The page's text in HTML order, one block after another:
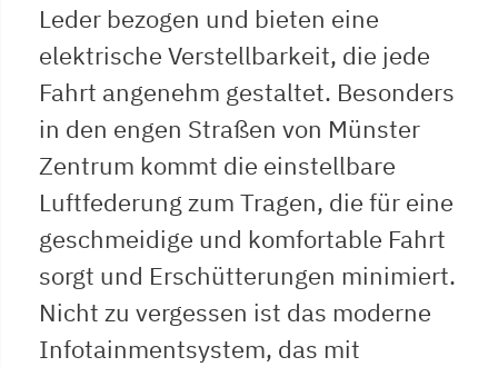
Leder bezogen und bieten eine
elektrische Verstellbarkeit, die jede
Fahrt angenehm gestaltet. Besonders
in den engen Straßen von Münster
Zentrum kommt die einstellbare
Luftfederung zum Tragen, die für eine
geschmeidige und komfortable Fahrt
sorgt und Erschütterungen minimiert.
Nicht zu vergessen ist das moderne
Infotainmentsystem, das mit